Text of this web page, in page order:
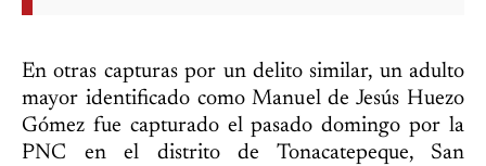
En otras capturas por un delito similar, un adulto
mayor identificado como Manuel de Jesús Huezo
Gómez fue capturado el pasado domingo por la
PNC en el distrito de Tonacatepeque, San